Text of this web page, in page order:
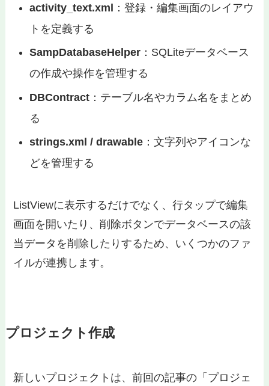
activity_text.xml ：登録・編集画面のレイアウ
トを定義する
SampDatabaseHelper ：SQLiteデータベース
の作成や操作を管理する
DBContract ：テーブル名やカラム名をまとめ
る
strings.xml / drawable ：文字列やアイコンな
どを管理する
ListViewに表示するだけでなく、行タップで編集
画面を開いたり、削除ボタンでデータベースの該
当データを削除したりするため、いくつかのファ
イルが連携します。
プロジェクト作成
新しいプロジェクトは、前回の記事の「プロジェ